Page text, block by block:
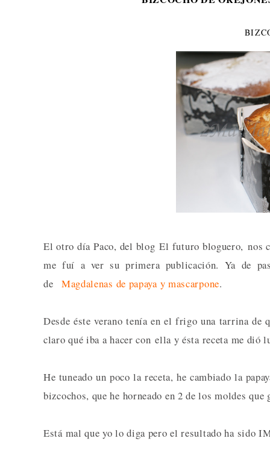
El otro día Paco, del blog El futuro bloguero, nos
me fuí a ver su primera publicación. Ya de
de Magdalenas de papaya y mascarpone.
Desde éste verano tenía en el frigo una tarrina de
claro qué iba a hacer con ella y ésta receta me dió
He tuneado un poco la receta, he cambiado la
bizcochos, que he horneado en 2 de los moldes que
Está mal que yo lo diga pero el resultado ha sido